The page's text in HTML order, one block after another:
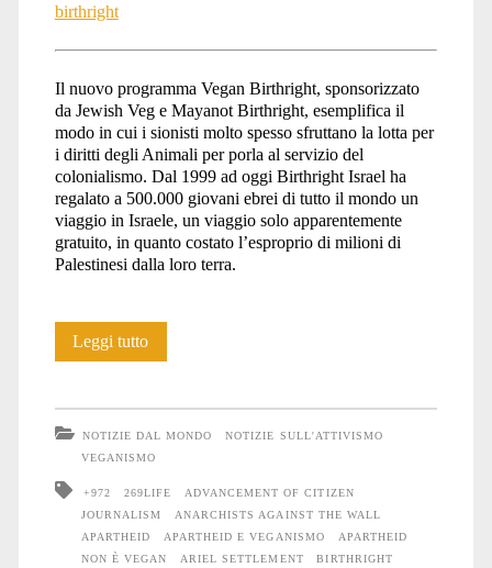
birthright
Il nuovo programma Vegan Birthright, sponsorizzato
da Jewish Veg e Mayanot Birthright, esemplifica il
modo in cui i sionisti molto spesso sfruttano la lotta per
i diritti degli Animali per porla al servizio del
colonialismo. Dal 1999 ad oggi Birthright Israel ha
regalato a 500.000 giovani ebrei di tutto il mondo un
viaggio in Israele, un viaggio solo apparentemente
gratuito, in quanto costato l’esproprio di milioni di
Palestinesi dalla loro terra.
Leggi tuttoL’apartheid
vegano
NOTIZIE DAL MONDO
NOTIZIE SULL'ATTIVISMO
VEGANISMO
+972 269LIFE
ADVANCEMENT OF CITIZEN
JOURNALISM
ANARCHISTS AGAINST THE WALL
APARTHEID
APARTHEID E VEGANISMO
APARTHEID
NON È VEGAN
ARIEL SETTLEMENT
BIRTHRIGHT